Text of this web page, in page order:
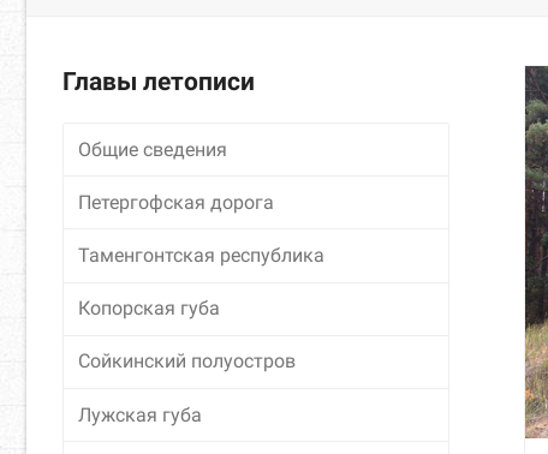
Главы летописи
Общие сведения
Петергофская дорога
Таменгонтская республика
Копорская губа
Сойкинский полуостров
Лужская губа